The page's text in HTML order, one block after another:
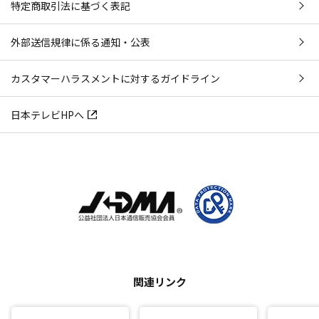
特定商取引法に基づく表記
外部送信規律に係る通知・公表
カスタマーハラスメントに対するガイドライン
日本テレビHPへ
関連リンク